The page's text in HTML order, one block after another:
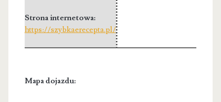
Strona internetowa:
https://szybkaerecepta.pl/
Mapa dojazdu: